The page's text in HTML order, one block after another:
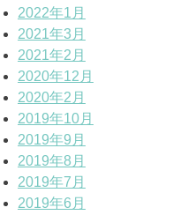
2022年1月
2021年3月
2021年2月
2020年12月
2020年2月
2019年10月
2019年9月
2019年8月
2019年7月
2019年6月